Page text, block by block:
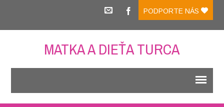
PODPORTE NÁS
MATKA A DIEŤA TURCA